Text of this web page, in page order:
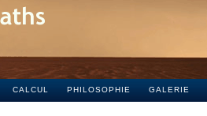
CALCUL PHILOSOPHIE GALERIE